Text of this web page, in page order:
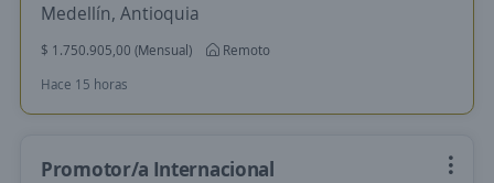
Medellín, Antioquia
$ 1.750.905,00 (Mensual)
Remoto
Hace 15 horas
Promotor/a Internacional